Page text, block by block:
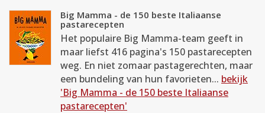
Big Mamma - de 150 beste Italiaanse
pastarecepten
Het populaire Big Mamma-team geeft in
maar liefst 416 pagina's 150 pastarecepten
weg. En niet zomaar pastagerechten, maar
een bundeling van hun favorieten... bekijk
'Big Mamma - de 150 beste Italiaanse
pastarecepten'